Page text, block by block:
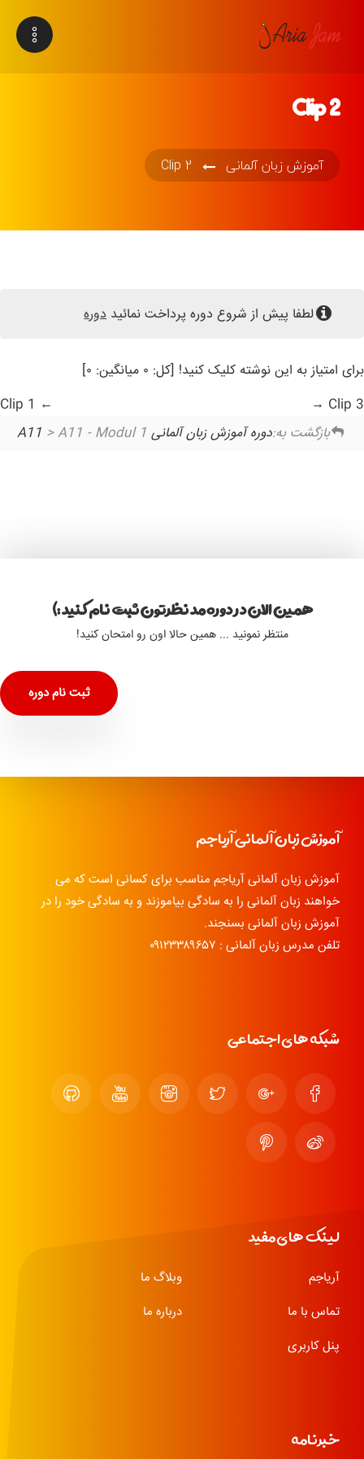
Clip 2
آموزش زبان آلمانی Clip 2
لطفا پیش از شروع دوره پرداخت نمائیددوره
برای امتیاز به این نوشته کلیک کنید! [کل: ۰ میانگین: ۰]
Clip 3
بازگشت به:دوره آموزش زبان آلمانی A11 > A11 - Modul 1
همین الان در دوره مد نظرتون ثبت نام کنید :)
منتظر نمونید ... همین حالا اون رو امتحان کنید!
ثبت نام دوره
آموزش زبان آلمانی آریاجم
آموزش زبان آلمانی آریاجم مناسب برای کسانی است که می
خواهند زبان آلمانی را به سادگی بیاموزند و به سادگی خود را در
آموزش زبان آلمانی بسنجند.
تلفن مدرس زبان آلمانی : ۰۹۱۲۳۳۸۹۶۵۷
شبکه های اجتماعی
لینک های مفید
آریاجم
وبلاگ ما
تماس با ما
درباره ما
پنل کاربری
خبرنامه